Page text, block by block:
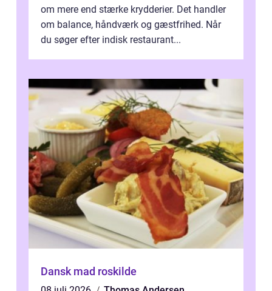
om mere end stærke krydderier. Det handler
om balance, håndværk og gæstfrihed. Når
du søger efter indisk restaurant...
Dansk mad roskilde